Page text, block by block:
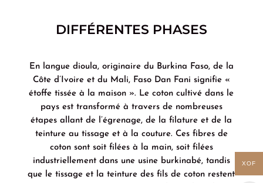
DIFFÉRENTES PHASES
En langue dioula, originaire du Burkina Faso, de la
Côte d’Ivoire et du Mali, Faso Dan Fani signifie «
étoffe tissée à la maison ». Le coton cultivé dans le
pays est transformé à travers de nombreuses
étapes allant de l’égrenage, de la filature et de la
teinture au tissage et à la couture. Ces fibres de
coton sont soit filées à la main, soit filées
industriellement dans une usine burkinabé, tandis
que le tissage et la teinture des fils de coton restent
XOF